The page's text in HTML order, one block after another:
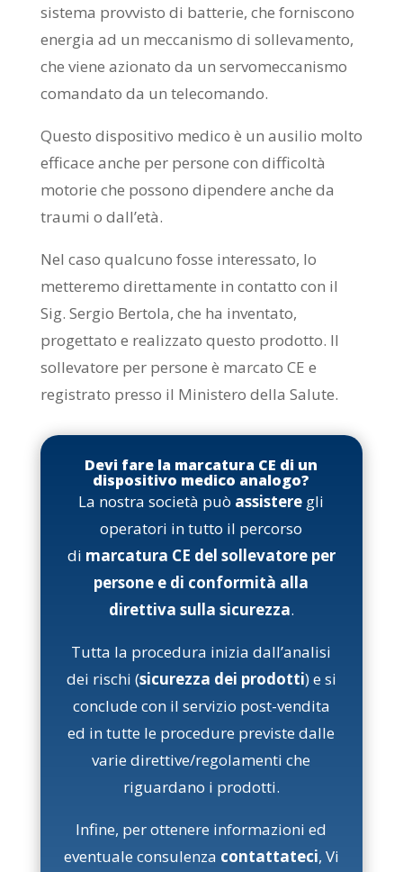
sistema provvisto di batterie, che forniscono
energia ad un meccanismo di sollevamento,
che viene azionato da un servomeccanismo
comandato da un telecomando.
Questo dispositivo medico è un ausilio molto
efficace anche per persone con difficoltà
motorie che possono dipendere anche da
traumi o dall’età.
Nel caso qualcuno fosse interessato, lo
metteremo direttamente in contatto con il
Sig. Sergio Bertola, che ha inventato,
progettato e realizzato questo prodotto. Il
sollevatore per persone è marcato CE e
registrato presso il Ministero della Salute.
Devi fare la marcatura CE di un
dispositivo medico analogo?
La nostra società può assistere gli
operatori in tutto il percorso
di marcatura CE del sollevatore per
persone e di conformità alla
direttiva sulla sicurezza.
Tutta la procedura inizia dall’analisi
dei rischi (sicurezza dei prodotti) e si
conclude con il servizio post-vendita
ed in tutte le procedure previste dalle
varie direttive/regolamenti che
riguardano i prodotti.
Infine, per ottenere informazioni ed
eventuale consulenza contattateci, Vi